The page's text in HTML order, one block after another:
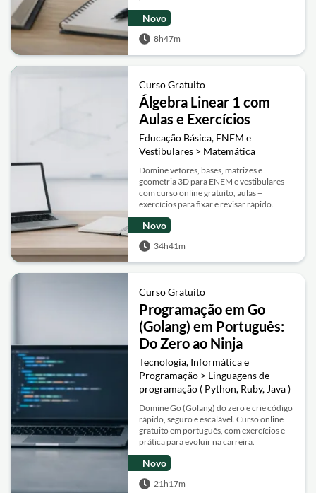
Novo
8h47m
Curso Gratuito
Álgebra Linear 1 com
Aulas e Exercícios
Educação Básica, ENEM e
Vestibulares > Matemática
Domine vetores, bases, matrizes e
geometria 3D para ENEM e vestibulares
com curso online gratuito, aulas +
exercícios para fixar e revisar rápido.
Novo
34h41m
Curso Gratuito
Programação em Go
(Golang) em Português:
Do Zero ao Ninja
Tecnologia, Informática e
Programação > Linguagens de
programação ( Python, Ruby, Java )
Domine Go (Golang) do zero e crie código
rápido, seguro e escalável. Curso online
gratuito em português, com exercícios e
prática para evoluir na carreira.
Novo
21h17m